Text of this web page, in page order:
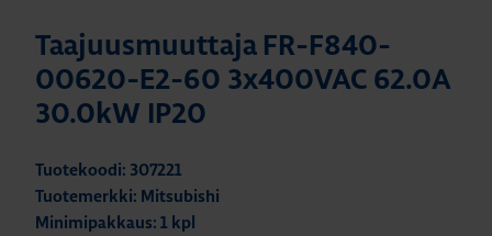
Taajuusmuuttaja FR-F840-
00620-E2-60 3x400VAC 62.0A
30.0kW IP20
Tuotekoodi: 307221
Tuotemerkki: Mitsubishi
Minimipakkaus: 1 kpl